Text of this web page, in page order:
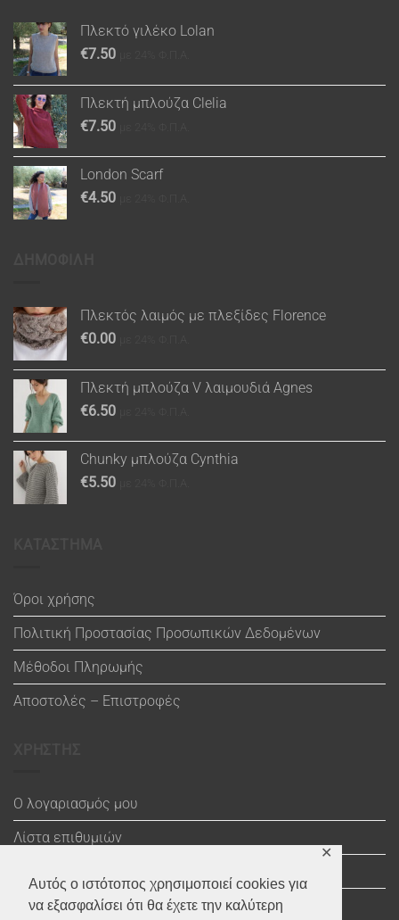
Αυτός ο ιστότοπος χρησιμοποιεί cookies για
να εξασφαλίσει ότι θα έχετε την καλύτερη
✕
Πλεκτό γιλέκο Lolan
€7.50
Πλεκτή μπλούζα Clelia
€7.50
London Scarf
€4.50
Πλεκτός λαιμός με πλεξίδες Florence
€0.00
Πλεκτή μπλούζα V λαιμουδιά Agnes
€6.50
Chunky μπλούζα Cynthia
€5.50
Όροι χρήσης
Πολιτική Προστασίας Προσωπικών Δεδομένων
Μέθοδοι Πληρωμής
Αποστολές – Επιστροφές
Ο λογαριασμός μου
Λίστα επιθυμιών
Ολοκλήρωση αγοράς